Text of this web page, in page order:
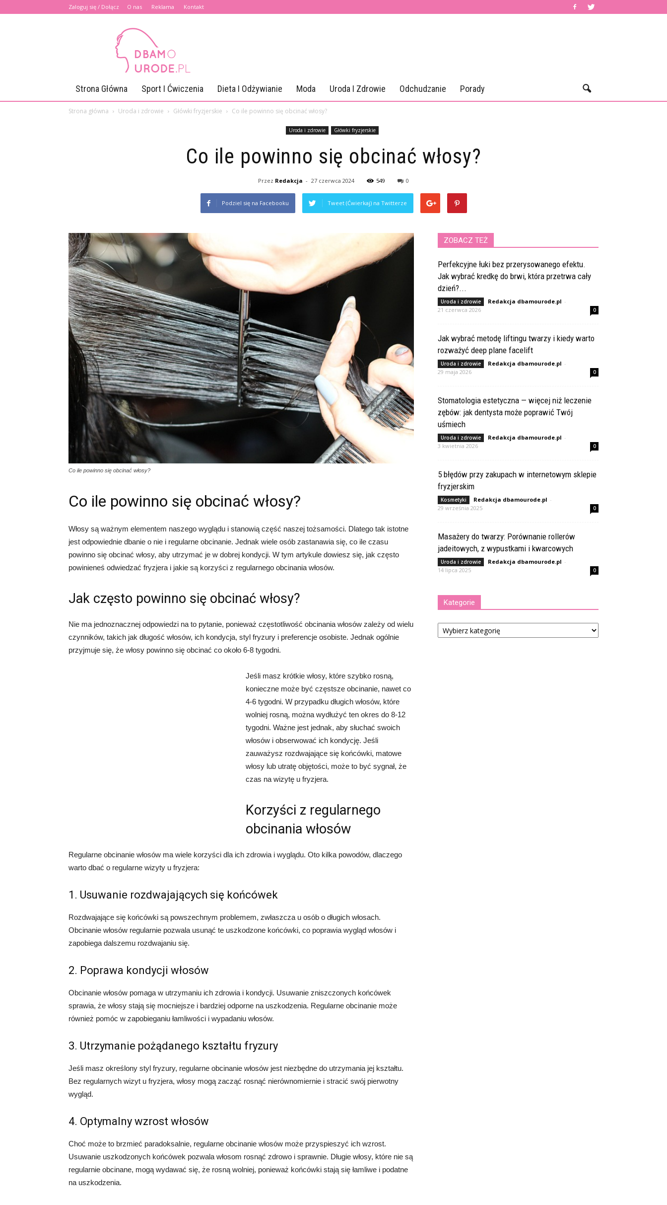
Zaloguj się / Dołącz O nas Reklama Kontakt
Dbamourode.pl
Strona Główna Sport I Ćwiczenia Dieta I Odżywianie Moda Uroda I Zdrowie Odchudzanie Porady
Strona główna Uroda i zdrowie Główki fryzjerskie Co ile powinno się obcinać włosy?
Uroda i zdrowie Główki fryzjerskie
Co ile powinno się obcinać włosy?
Przez Redakcja - 27 czerwca 2024 549 0
Podziel się na Facebooku Tweet (Ćwierkaj) na Twitterze
Co ile powinno się obcinać włosy?
Co ile powinno się obcinać włosy?
Włosy są ważnym elementem naszego wyglądu i stanowią część naszej tożsamości. Dlatego tak istotne
jest odpowiednie dbanie o nie i regularne obcinanie. Jednak wiele osób zastanawia się, co ile czasu
powinno się obcinać włosy, aby utrzymać je w dobrej kondycji. W tym artykule dowiesz się, jak często
powinieneś odwiedzać fryzjera i jakie są korzyści z regularnego obcinania włosów.
Jak często powinno się obcinać włosy?
Nie ma jednoznacznej odpowiedzi na to pytanie, ponieważ częstotliwość obcinania włosów zależy od wielu
czynników, takich jak długość włosów, ich kondycja, styl fryzury i preferencje osobiste. Jednak ogólnie
przyjmuje się, że włosy powinno się obcinać co około 6-8 tygodni.
Jeśli masz krótkie włosy, które szybko rosną,
konieczne może być częstsze obcinanie, nawet co
4-6 tygodni. W przypadku długich włosów, które
wolniej rosną, można wydłużyć ten okres do 8-12
tygodni. Ważne jest jednak, aby słuchać swoich
włosów i obserwować ich kondycję. Jeśli
zauważysz rozdwajające się końcówki, matowe
włosy lub utratę objętości, może to być sygnał, że
czas na wizytę u fryzjera.
Korzyści z regularnego
obcinania włosów
Regularne obcinanie włosów ma wiele korzyści dla ich zdrowia i wyglądu. Oto kilka powodów, dlaczego
warto dbać o regularne wizyty u fryzjera:
1. Usuwanie rozdwajających się końcówek
Rozdwajające się końcówki są powszechnym problemem, zwłaszcza u osób o długich włosach.
Obcinanie włosów regularnie pozwala usunąć te uszkodzone końcówki, co poprawia wygląd włosów i
zapobiega dalszemu rozdwajaniu się.
2. Poprawa kondycji włosów
Obcinanie włosów pomaga w utrzymaniu ich zdrowia i kondycji. Usuwanie zniszczonych końcówek
sprawia, że włosy stają się mocniejsze i bardziej odporne na uszkodzenia. Regularne obcinanie może
również pomóc w zapobieganiu łamliwości i wypadaniu włosów.
3. Utrzymanie pożądanego kształtu fryzury
Jeśli masz określony styl fryzury, regularne obcinanie włosów jest niezbędne do utrzymania jej kształtu.
Bez regularnych wizyt u fryzjera, włosy mogą zacząć rosnąć nierównomiernie i stracić swój pierwotny
wygląd.
4. Optymalny wzrost włosów
Choć może to brzmieć paradoksalnie, regularne obcinanie włosów może przyspieszyć ich wzrost.
Usuwanie uszkodzonych końcówek pozwala włosom rosnąć zdrowo i sprawnie. Długie włosy, które nie są
regularnie obcinane, mogą wydawać się, że rosną wolniej, ponieważ końcówki stają się łamliwe i podatne
na uszkodzenia.
ZOBACZ TEŻ
Perfekcyjne łuki bez przerysowanego efektu.
Jak wybrać kredkę do brwi, która przetrwa cały
dzień?...
Uroda i zdrowie Redakcja dbamourode.pl -
21 czerwca 2026
0
Jak wybrać metodę liftingu twarzy i kiedy warto
rozważyć deep plane facelift
Uroda i zdrowie Redakcja dbamourode.pl -
29 maja 2026
0
Stomatologia estetyczna — więcej niż leczenie
zębów: jak dentysta może poprawić Twój
uśmiech
Uroda i zdrowie Redakcja dbamourode.pl -
3 kwietnia 2026
0
5 błędów przy zakupach w internetowym sklepie
fryzjerskim
Kosmetyki Redakcja dbamourode.pl -
29 września 2025
0
Masażery do twarzy: Porównanie rollerów
jadeitowych, z wypustkami i kwarcowych
Uroda i zdrowie Redakcja dbamourode.pl -
14 lipca 2025
0
Kategorie
Kategorie